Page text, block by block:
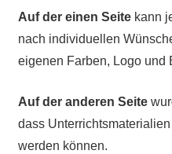
Auf der einen Seitekann
nach individuellen
eigenen Farben, Logo und
Auf der anderen Seite
dass
werden können.